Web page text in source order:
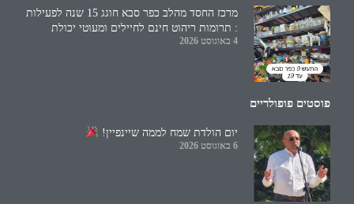
מרכז החסד מהלב כפר סבא חוגג 15 שנה לפעילות
: תרומות ריהוט חינם לחיילים ומעוטי יכולת
4 באוגוסט 2026
פוסטים פופולריים
יום הולדת שמח לממה שיינפיין!
6 באוגוסט 2026